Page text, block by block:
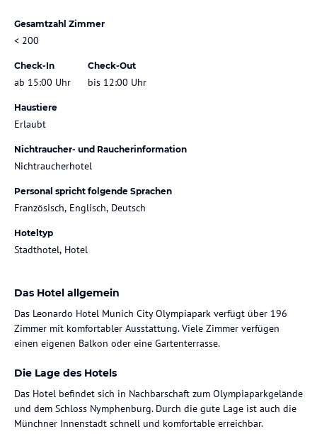
Gesamtzahl Zimmer
< 200
Check-In
ab 15:00 Uhr
Check-Out
bis 12:00 Uhr
Haustiere
Erlaubt
Nichtraucher- und Raucherinformation
Nichtraucherhotel
Personal spricht folgende Sprachen
Französisch, Englisch, Deutsch
Hoteltyp
Stadthotel, Hotel
Das Hotel allgemein
Das Leonardo Hotel Munich City Olympiapark verfügt über 196
Zimmer mit komfortabler Ausstattung. Viele Zimmer verfügen
einen eigenen Balkon oder eine Gartenterrasse.
Die Lage des Hotels
Das Hotel befindet sich in Nachbarschaft zum Olympiaparkgelände
und dem Schloss Nymphenburg. Durch die gute Lage ist auch die
Münchner Innenstadt schnell und komfortable erreichbar.